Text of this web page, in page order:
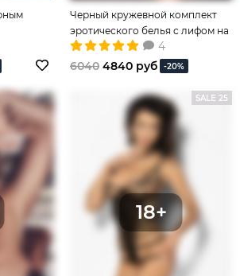
Черный кружевной комплект
эротического белья с лифом на
косточках
4
6040 4840 руб -20%
SALE 25